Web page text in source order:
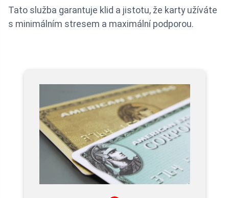
Tato služba garantuje klid a jistotu, že karty užíváte
s minimálním stresem a maximální podporou.